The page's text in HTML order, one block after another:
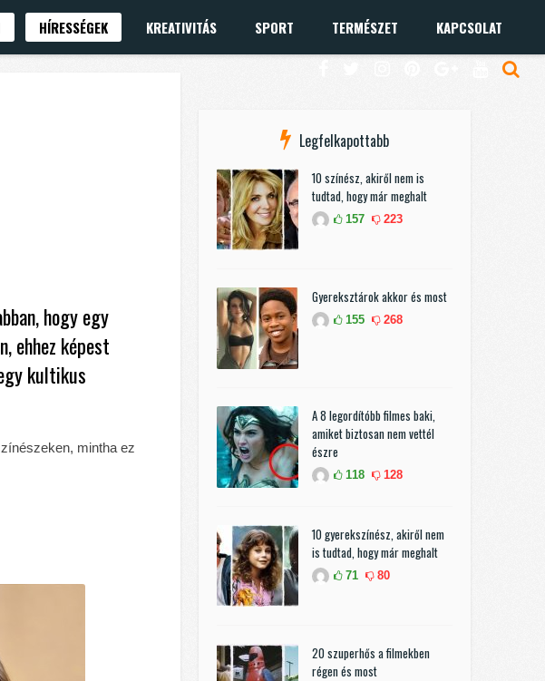
HÍRESSÉGEK KREATIVITÁS SPORT TERMÉSZET KAPCSOLAT
hogy egy
ehhez képest
kultikus
mintha ez
Legfelkapottabb
10 színész, akiről nem is
tudtad, hogy már meghalt
157 223
Gyereksztárok akkor és most
155 268
A 8 legordítóbb filmes baki,
amiket biztosan nem vettél
észre
118 128
10 gyerekszínész, akiről nem
is tudtad, hogy már meghalt
71 80
20 szuperhős a filmekben
régen és most